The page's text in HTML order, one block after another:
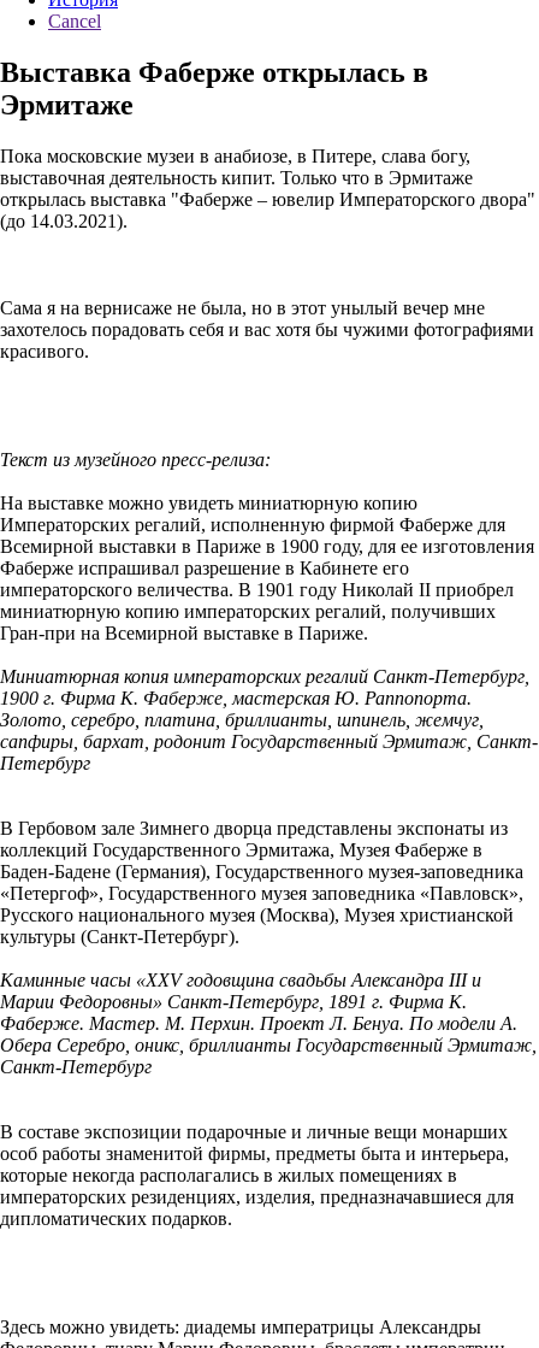
Cancel
Выставка Фаберже открылась в
Эрмитаже
Пока московские музеи в анабиозе, в Питере, слава богу,
выставочная деятельность кипит. Только что в Эрмитаже
открылась выставка "Фаберже – ювелир Императорского двора"
(до 14.03.2021).
Сама я на вернисаже не была, но в этот унылый вечер мне
захотелось порадовать себя и вас хотя бы чужими фотографиями
красивого.
Текст из музейного пресс-релиза:
На выставке можно увидеть миниатюрную копию
Императорских регалий, исполненную фирмой Фаберже для
Всемирной выставки в Париже в 1900 году, для ее изготовления
Фаберже испрашивал разрешение в Кабинете его
императорского величества. В 1901 году Николай II приобрел
миниатюрную копию императорских регалий, получивших
Гран-при на Всемирной выставке в Париже.
Миниатюрная копия императорских регалий Санкт-Петербург,
1900 г. Фирма К. Фаберже, мастерская Ю. Раппопорта.
Золото, серебро, платина, бриллианты, шпинель, жемчуг,
сапфиры, бархат, родонит Государственный Эрмитаж, Санкт-
Петербург
В Гербовом зале Зимнего дворца представлены экспонаты из
коллекций Государственного Эрмитажа, Музея Фаберже в
Баден-Бадене (Германия), Государственного музея-заповедника
«Петергоф», Государственного музея заповедника «Павловск»,
Русского национального музея (Москва), Музея христианской
культуры (Санкт-Петербург).
Каминные часы «XXV годовщина свадьбы Александра III и
Марии Федоровны» Санкт-Петербург, 1891 г. Фирма К.
Фаберже. Мастер. М. Перхин. Проект Л. Бенуа. По модели А.
Обера Серебро, оникс, бриллианты Государственный Эрмитаж,
Санкт-Петербург
В составе экспозиции подарочные и личные вещи монарших
особ работы знаменитой фирмы, предметы быта и интерьера,
которые некогда располагались в жилых помещениях в
императорских резиденциях, изделия, предназначавшиеся для
дипломатических подарков.
Здесь можно увидеть: диадемы императрицы Александры